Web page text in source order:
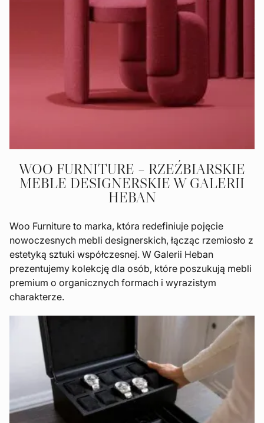
WOO FURNITURE – RZEŹBIARSKIE
MEBLE DESIGNERSKIE W GALERII
HEBAN
Woo Furniture to marka, która redefiniuje pojęcie
nowoczesnych mebli designerskich, łącząc rzemiosło z
estetyką sztuki współczesnej. W Galerii Heban
prezentujemy kolekcję dla osób, które poszukują mebli
premium o organicznych formach i wyrazistym
charakterze.